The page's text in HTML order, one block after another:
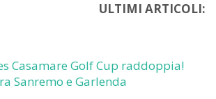
ULTIMI ARTICOLI:
Casamare Golf Cup raddoppia!
Sanremo e Garlenda